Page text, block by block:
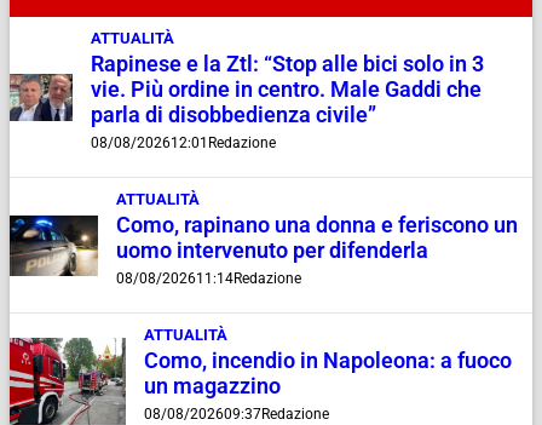
ATTUALITÀ
Rapinese e la Ztl: “Stop alle bici solo in 3
vie. Più ordine in centro. Male Gaddi che
parla di disobbedienza civile”
08/08/202612:01 Redazione
ATTUALITÀ
Como, rapinano una donna e feriscono un
uomo intervenuto per difenderla
08/08/202611:14Redazione
ATTUALITÀ
Como, incendio in Napoleona: a fuoco
un magazzino
08/08/202609:37Redazione